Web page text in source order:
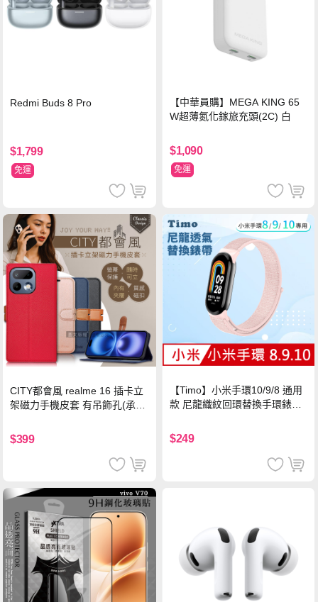
Redmi Buds 8 Pro
$1,799
免運
【中華員購】MEGA KING 65
W超薄氮化鎵旅充頭(2C) 白
$1,090
免運
CITY都會風 realme 16 插卡立
架磁力手機皮套 有吊飾孔(承諾
$399
【Timo】小米手環10/9/8 通用
款 尼龍織紋回環替換手環錶帶-
$249